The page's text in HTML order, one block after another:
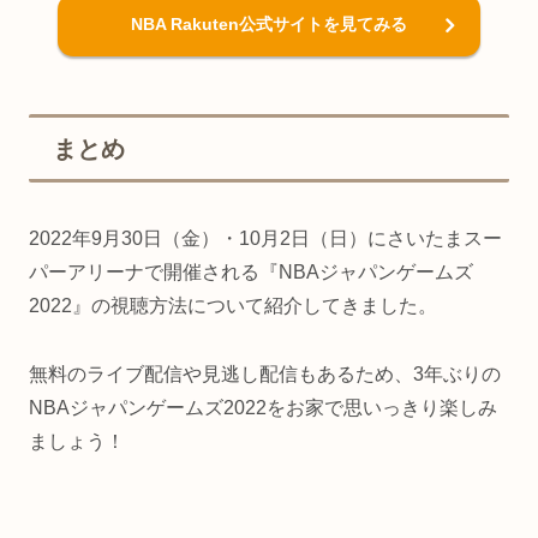
NBA Rakuten公式サイトを見てみる
まとめ
2022年9月30日（金）・10月2日（日）にさいたまスー
パーアリーナで開催される『NBAジャパンゲームズ
2022』の視聴方法について紹介してきました。
無料のライブ配信や見逃し配信もあるため、3年ぶりの
NBAジャパンゲームズ2022をお家で思いっきり楽しみ
ましょう！